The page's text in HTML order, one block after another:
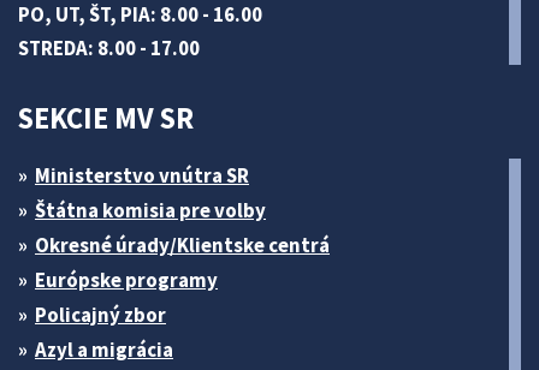
PO, UT, ŠT, PIA: 8.00 - 16.00
STREDA: 8.00 - 17.00
SEKCIE MV SR
Ministerstvo vnútra SR
Štátna komisia pre volby
Okresné úrady/Klientske centrá
Európske programy
Policajný zbor
Azyl a migrácia